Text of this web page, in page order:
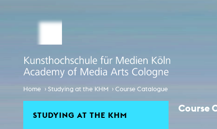
Home › Studying at the KHM › Course Catalogue
Course
STUDYING AT THE KHM
Student office
Application
Info Day
International
EcoSenda